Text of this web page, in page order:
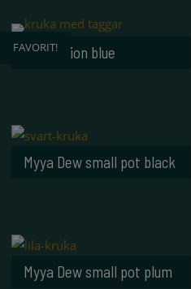
FAVORIT!
Sting Orion blue
Myya Dew small pot black
Myya Dew small pot plum